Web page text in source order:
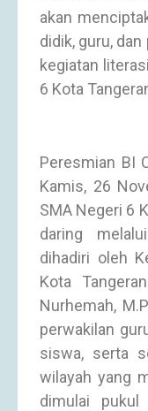
akan
didik, guru,
kegiatan
6 Kota
Peresmian BI
Kamis, 26
SMA Negeri 6
daring
dihadiri oleh
Kota
Nurhemah,
perwakilan
siswa, serta
wilayah yang
dimulai pukul